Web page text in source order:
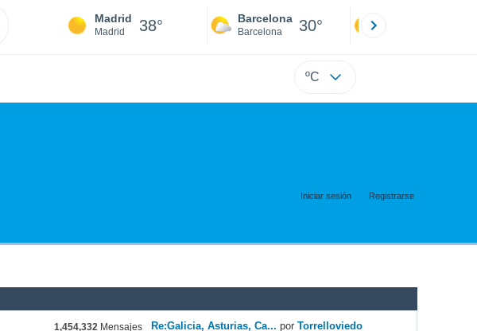
Madrid
Madrid 38° Barcelona
Barcelona 30°
ºC
Iniciar sesión Registrarse
1,454,332 Mensajes
Re:Galicia, Asturias, Ca... porTorrelloviedo